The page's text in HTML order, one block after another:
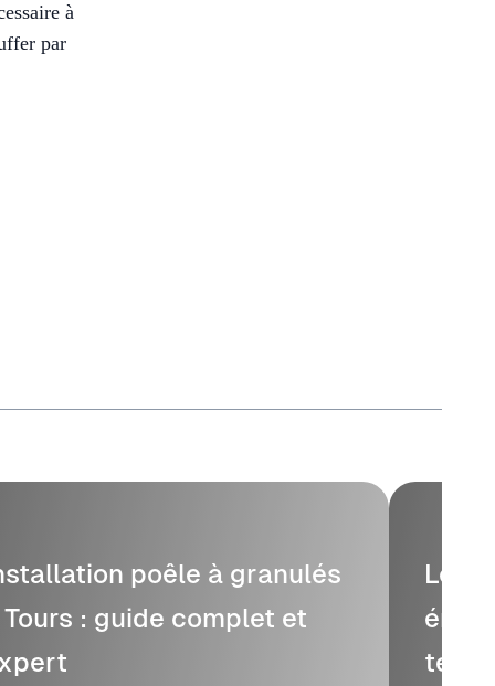
à
par
poêle à granulés
Tours : guide complet et
Le